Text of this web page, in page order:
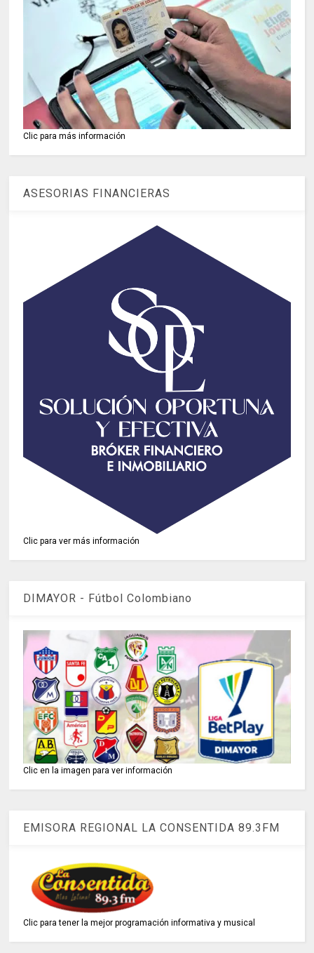
Clic para más información
ASESORIAS FINANCIERAS
Clic para ver más información
DIMAYOR - Fútbol Colombiano
Clic en la imagen para ver información
EMISORA REGIONAL LA CONSENTIDA 89.3FM
Clic para tener la mejor programación informativa y musical